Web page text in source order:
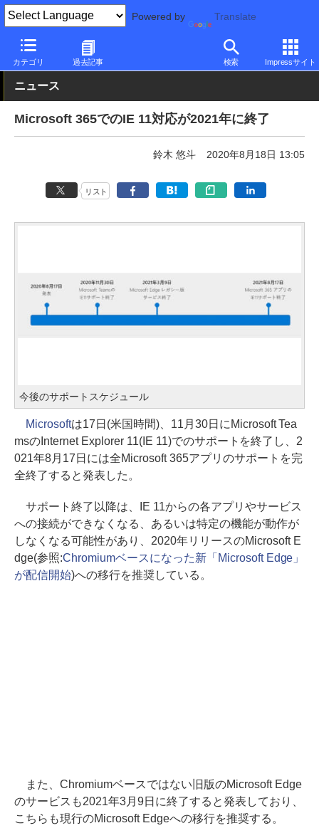
Powered by Translate
カテゴリ 過去記事 検索 Impressサイト
PC Watch ソフトウェア/アプリ Microsoft Office
ニュース
Microsoft 365でのIE 11対応が2021年に終了
鈴木 悠斗 2020年8月18日 13:05
リスト
今後のサポートスケジュール
Microsoftは17日(米国時間)、11月30日にMicrosoft Tea
msのInternet Explorer 11(IE 11)でのサポートを終了し、2
021年8月17日には全Microsoft 365アプリのサポートを完
全終了すると発表した。
サポート終了以降は、IE 11からの各アプリやサービス
への接続ができなくなる、あるいは特定の機能が動作が
しなくなる可能性があり、2020年リリースのMicrosoft E
dge(参照:Chromiumベースになった新「Microsoft Edge」
が配信開始)への移行を推奨している。
また、Chromiumベースではない旧版のMicrosoft Edge
のサービスも2021年3月9日に終了すると発表しており、
こちらも現行のMicrosoft Edgeへの移行を推奨する。